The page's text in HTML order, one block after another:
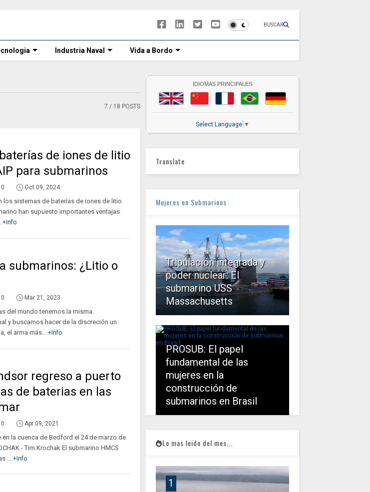
BUSCAR
Industria Naval Vida a Bordo
7 / 18 POSTS
de iones de litio
para submarinos
0 Oct 09, 2024
los sistemas de baterías de iones de litio
han supuesto importantes ventajas
+Info
submarinos: ¿Litio o
0 Mar 21, 2023
del mundo tenemos la misma
y buscamos hacer de la discreción un
el arma más... +Info
regreso a puerto
de baterias en las
0 Apr 09, 2021
en la cuenca de Bedford el 24 de marzo de
- Tim Krochak El submarino HMCS
... +Info
IDIOMAS PRINCIPALES
Select Language ▼
Translate
Mujeres en Submarinos
Tripulación integrada y
poder nuclear: El
submarino USS
Massachusetts
PROSUB: El papel
fundamental de las
mujeres en la
construcción de
submarinos en Brasil
Lo mas leido del mes...
1